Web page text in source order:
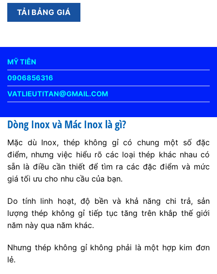
MỸ TIÊN
0906856316
VATLIEUTITAN@GMAIL.COM
Dòng Inox và Mác Inox là gì?
Mặc dù Inox, thép không gỉ có chung một số đặc
điểm, nhưng việc hiểu rõ các loại thép khác nhau có
sẵn là điều cần thiết để tìm ra các đặc điểm và mức
giá tối ưu cho nhu cầu của bạn.
Do tính linh hoạt, độ bền và khả năng chi trả, sản
lượng thép không gỉ tiếp tục tăng trên khắp thế giới
năm này qua năm khác.
Nhưng thép không gỉ không phải là một hợp kim đơn
lẻ.